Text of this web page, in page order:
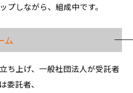
プしながら、組成中です。
ム
ち上げ、一般社団法人が受託者
委託者、